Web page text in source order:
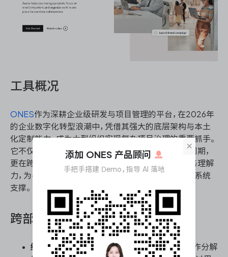
工具概况
ONES作为深耕企业级研发与项目管理的平台，在2026年
的企业数字化转型浪潮中，凭借其强大的底层架构与本土
化定制能力，成为大型组织实现复杂项目治理的重要抓手。
它不仅覆盖了从战略目标拆解到任务执行的全生命周期，
更在跨部门资源调度与进度管控上展现出深厚的业务理解
力，为寻求稳健瀑布管理体系的团队提供了高可靠的系统
支撑。
跨部门协作瀑布管理能力核心能力
结构化WBS与里程碑穿透：
支持自顶向下的工作分解
×
添加 ONES 产品顾问
手把手搭建 Demo，指导 AI 落地